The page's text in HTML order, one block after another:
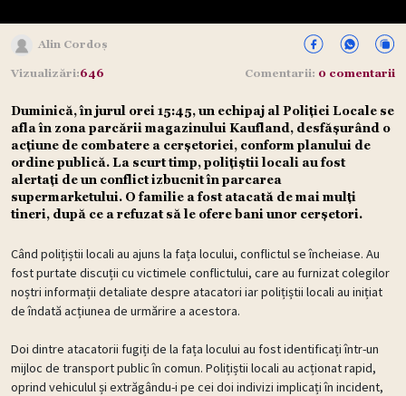
Alin Cordoș
Vizualizări:646 Comentarii: 0 comentarii
Duminică, în jurul orei 15:45, un echipaj al Poliției Locale se
afla în zona parcării magazinului Kaufland, desfășurând o
acțiune de combatere a cerșetoriei, conform planului de
ordine publică. La scurt timp, polițiștii locali au fost
alertați de un conflict izbucnit în parcarea
supermarketului. O familie a fost atacată de mai mulți
tineri, după ce a refuzat să le ofere bani unor cerșetori.
Când polițiștii locali au ajuns la fața locului, conflictul se încheiase. Au
fost purtate discuții cu victimele conflictului, care au furnizat colegilor
noștri informații detaliate despre atacatori iar polițiștii locali au inițiat
de îndată acțiunea de urmărire a acestora.
Doi dintre atacatorii fugiți de la fața locului au fost identificați într-un
mijloc de transport public în comun. Polițiștii locali au acționat rapid,
oprind vehiculul și extrăgându-i pe cei doi indivizi implicați în incident,